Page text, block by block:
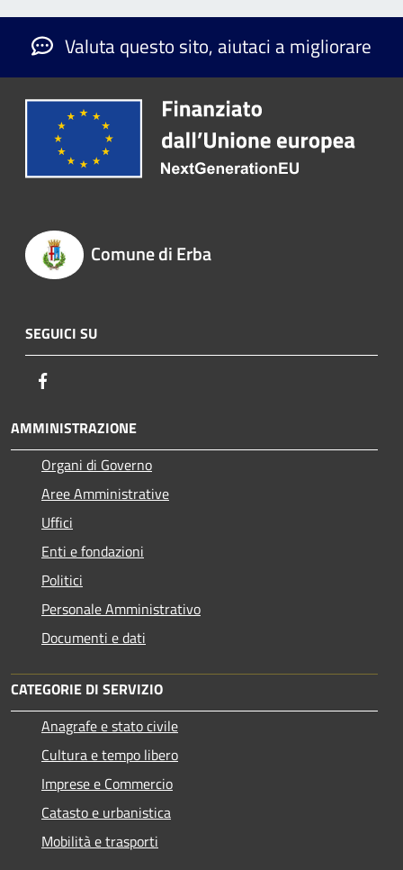
Valuta questo sito, aiutaci a migliorare
Comune di Erba
SEGUICI SU
AMMINISTRAZIONE
Organi di Governo
Aree Amministrative
Uffici
Enti e fondazioni
Politici
Personale Amministrativo
Documenti e dati
CATEGORIE DI SERVIZIO
Anagrafe e stato civile
Cultura e tempo libero
Imprese e Commercio
Catasto e urbanistica
Mobilità e trasporti